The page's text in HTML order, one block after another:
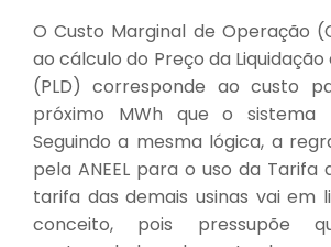
O Custo Marginal de Operação
ao cálculo do Preço da
(PLD) corresponde ao custo
próximo MWh que o sistema
Seguindo a mesma lógica, a
pela ANEEL para o uso da Tarifa
tarifa das demais usinas vai em
conceito, pois pressupõe